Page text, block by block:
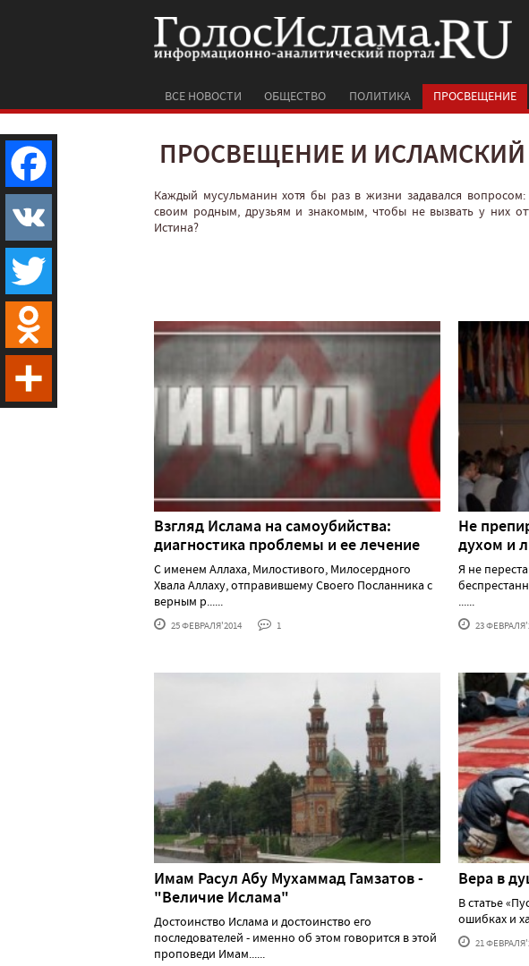
ВСЕ НОВОСТИ ОБЩЕСТВО ПОЛИТИКА ПРОСВЕЩЕНИЕ
ПРОСВЕЩЕНИЕ И
Каждый мусульманин хотя бы раз в жизни задавался
своим родным, друзьям и знакомым, чтобы не вызвать у них
Истина?
Взгляд Ислама на самоубийства:
диагностика проблемы и ее лечение
С именем Аллаха, Милостивого, Милосердного
Хвала Аллаху, отправившему Своего Посланника с
верным р......
25 ФЕВРАЛЯ'2014 1
Не
духом и
Я не
......
23
Имам Расул Абу Мухаммад Гамзатов -
"Величие Ислама"
Достоинство Ислама и достоинство его
последователей - именно об этом говорится в этой
проповеди Имам......
Вера в
В статье
ошибках и
21
Facebook
VK
Twitter
Odnoklassniki